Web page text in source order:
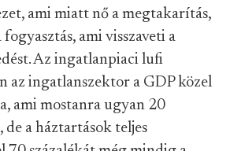
ami miatt nő a megtakarítás,
ami visszaveti a
Az ingatlanpiaci lufi
az ingatlanszektor a GDP közel
ami mostanra ugyan 20
de a háztartások teljes